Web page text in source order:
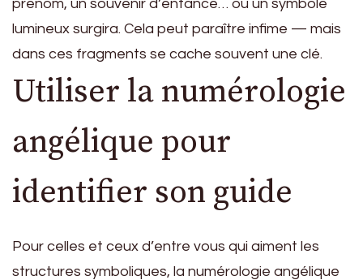
prénom, un souvenir d’enfance… ou un symbole
lumineux surgira. Cela peut paraître infime — mais
dans ces fragments se cache souvent une clé.
Utiliser la numérologie
angélique pour
identifier son guide
Pour celles et ceux d’entre vous qui aiment les
structures symboliques, la numérologie angélique